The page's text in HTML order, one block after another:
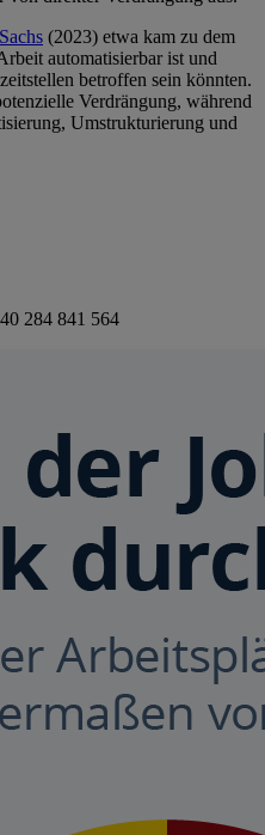
(2023) etwa kam zu dem
automatisierbar ist und
betroffen sein könnten.
Verdrängung, während
Umstrukturierung und
284 841 564